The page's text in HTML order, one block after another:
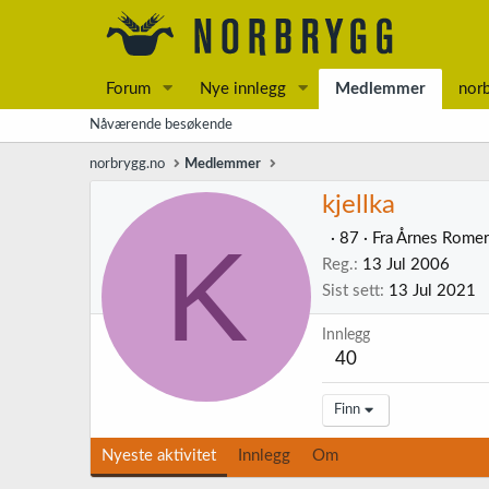
Forum Nye innlegg Medlemmer
Nåværende besøkende
norbrygg.no Medlemmer
K
kjellka
· 87 · Fra Årnes
Reg.
13 Jul 2006
Sist sett 13 Jul 2021
Innlegg
40
Finn
Nyeste aktivitet Innlegg Om